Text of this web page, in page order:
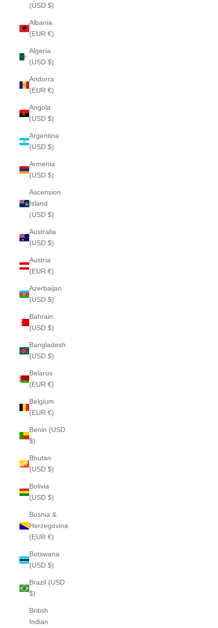
(USD $)
Albania
(EUR €)
Algeria
(USD $)
Andorra
(EUR €)
Angola
(USD $)
Argentina
(USD $)
Armenia
(USD $)
Ascension
Island
(USD $)
Australia
(USD $)
Austria
(EUR €)
Azerbaijan
(USD $)
Bahrain
(USD $)
Bangladesh
(USD $)
Belarus
(EUR €)
Belgium
(EUR €)
Benin (USD
$)
Bhutan
(USD $)
Bolivia
(USD $)
Bosnia &
Herzegovina
(EUR €)
Botswana
(USD $)
Brazil (USD
$)
British
Indian